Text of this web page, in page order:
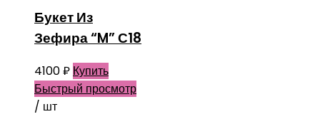
Букет Из
Зефира “M” С18
4100₽ Купить
Быстрый просмотр
/ шт